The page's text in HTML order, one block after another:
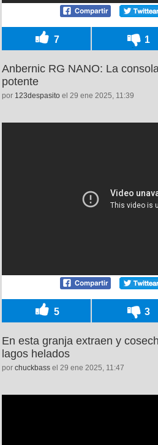
7 1
Anbernic RG NANO: La
potente
por 123despasito el 29 ene 2025, 11:39
5 3
En esta granja extraen y
lagos helados
por chuckbass el 29 ene 2025, 11:47